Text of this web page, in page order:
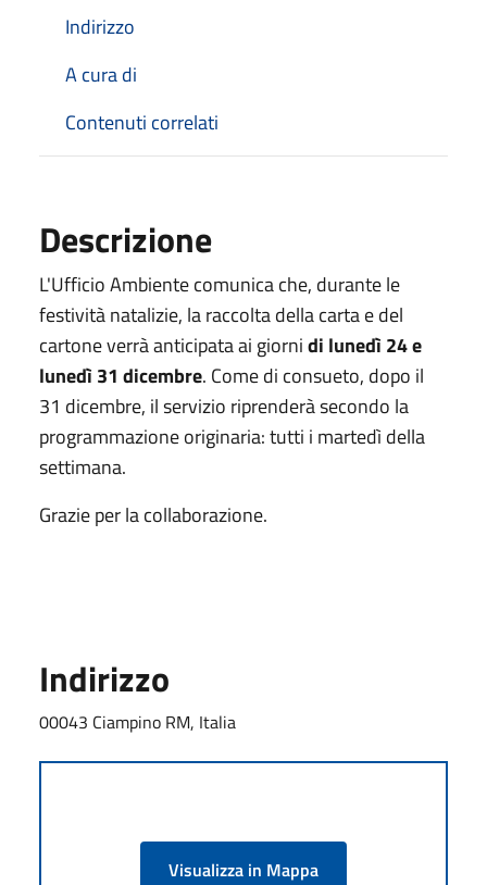
Indirizzo
A cura di
Contenuti correlati
Descrizione
L'Ufficio Ambiente comunica che, durante le
festività natalizie, la raccolta della carta e del
cartone verrà anticipata ai giornidi lunedì 24 e
lunedì 31 dicembre. Come di consueto, dopo il
31 dicembre, il servizio riprenderà secondo la
programmazione originaria: tutti i martedì della
settimana.
Grazie per la collaborazione.
Indirizzo
00043 Ciampino RM, Italia
Visualizza in Mappa